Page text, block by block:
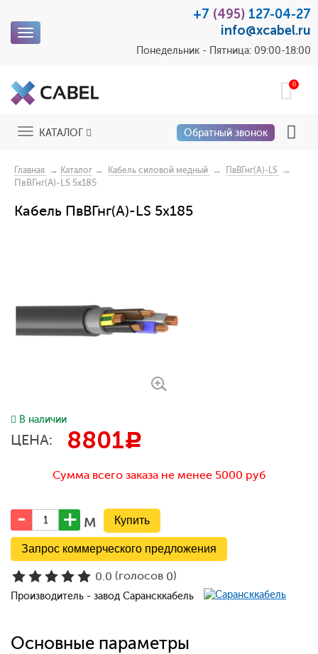
Toggle
+7 (495) 127-04-27
info@xcabel.ru
Понедельник - Пятница: 09:00-18:00
0
ToggleКАТАЛОГ Обратный звонок
Главная → Каталог → Кабель силовой медный → ПвВГнг(A)-LS
→
ПвВГнг(A)-LS 5x185
Кабель ПвВГнг(A)-LS 5x185
В наличии
ЦЕНА: 8801c
Сумма всего заказа не менее 5000 руб
м
Запрос коммерческого предложения
0.0 (голосов 0)
Производитель - завод Сарансккабель
Основные параметры